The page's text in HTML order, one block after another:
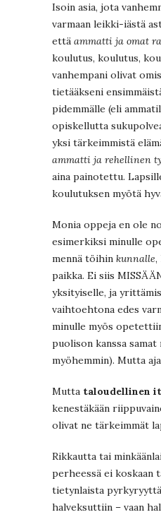
Isoin asia, jota
varmaan leikki-iästä
että ammatti ja omat
koulutus, koulutus,
vanhempani olivat
tietääkseni
pidemmälle (eli
opiskellutta
yksi tärkeimmistä
ammatti ja rehellinen
aina painotettu.
koulutuksen myötä
Monia oppeja en ole
esimerkiksi minulle
mennä töihin kunnalle,
paikka. Ei siis
yksityiselle, ja
vaihtoehtona edes
minulle myös
puolison kanssa
myöhemmin). Mutta
Mutta taloudellinen
kenestäkään
olivat ne tärkeimmät
Rikkautta tai
perheessä ei koskaan
tietynlaista pyrkyryyttä
halveksuttiin – vaan